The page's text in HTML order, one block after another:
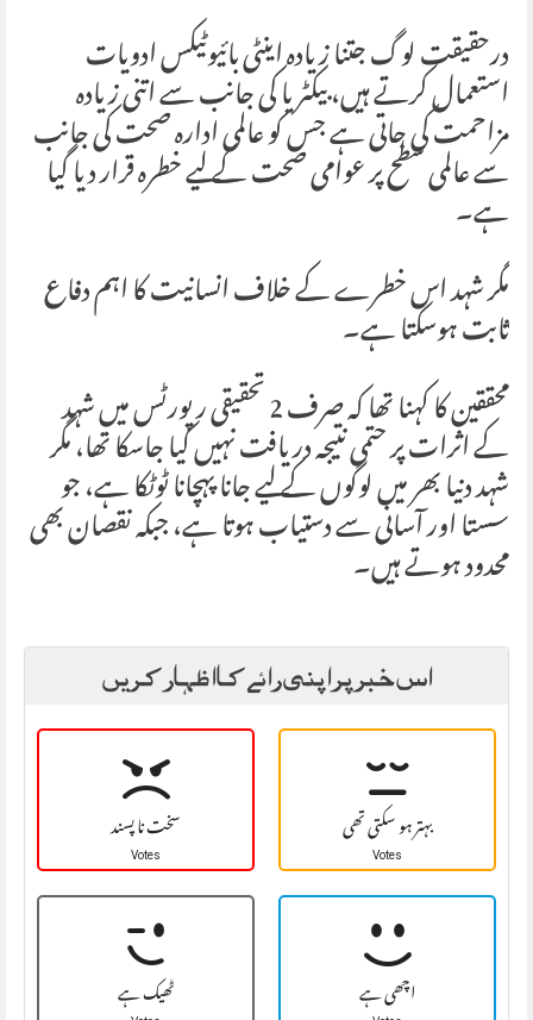
درحقیقت لوگ جتنا زیادہ اینٹی بائیوٹیکس ادویات
استعمال کرتے ہیں، بیکٹریا کی جانب سے اتنی زیادہ
مزاحمت کی جاتی ہے جس کو عالمی ادارہ صحت کی جانب
سے عالمی سطح پر عوامی صحت کے لیے خطرہ قرار دیا گیا
ہے۔
مگر شہد اس خطرے کے خلاف انسانیت کا اہم دفاع
ثابت ہوسکتا ہے۔
محققین کا کہنا تھا کہ صرف 2 تحقیقی رپورٹس میں شہد
کے اثرات پر حتمی نتیجہ دریافت نہیں کیا جاسکا تھا، مگر
شہد دنیا بھر میں لوگوں کے لیے جانا پہچانا ٹوٹکا ہے، جو
سستا اور آسانی سے دستیاب ہوتا ہے، جبکہ نقصان بھی
محدود ہوتے ہیں۔
اس خبر پر اپنی رائے کا اظہار کریں
سخت نا پسند
Votes بہتر ہو سکتی تھی
Votes
ٹھیک ہے اچھی ہے